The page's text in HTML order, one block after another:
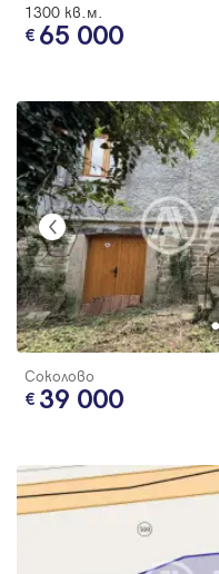
1300 кв.м.
65 000
Соколово
39 000